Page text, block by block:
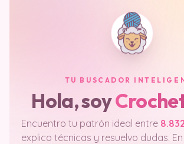
TU BUSCADOR
Hola, soy
Encuentro tu patrón ideal entre
explico técnicas y resuelvo dudas.